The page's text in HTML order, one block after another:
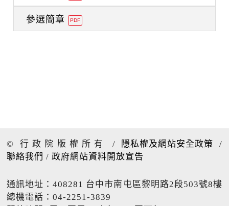
參選簡章 PDF
© 行政院版權所有 / 隱私權及網站安全政策
/
聯絡我們 /政府網站資料開放宣告
通訊地址：408281 台中市南屯區黎明路2段503號8樓
總機電話：04-2251-3839